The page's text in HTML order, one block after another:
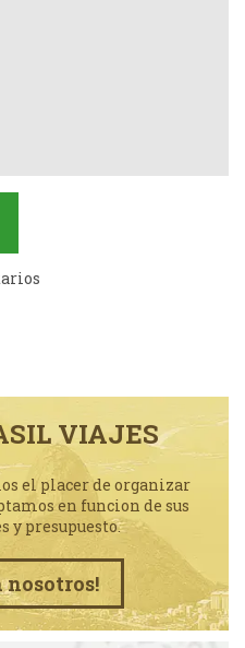
VIAJES
el placer de organizar
en funcion de sus
y presupuesto.
nosotros!